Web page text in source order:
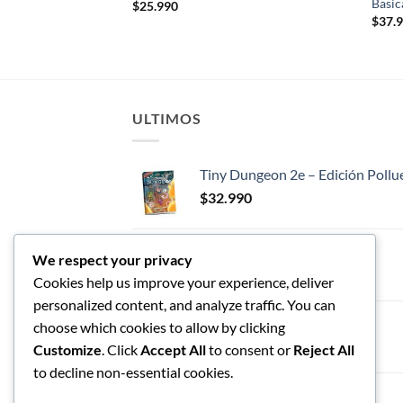
$25.990
$
ULTIMOS
Tiny Dungeon 2e – Edición
$32.990
Tiny Cthulhu
$ 54.990
We respect your privacy
Cookies help us improve your experience, deliver
personalized content, and analyze traffic. You can
choose which cookies to allow by clicking
Customize . Click Accept Allto consent or Reject All
to decline non-essential cookies.